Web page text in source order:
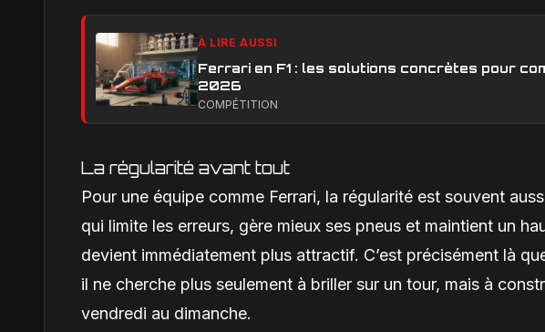
À LIRE AUSSI
Ferrari en F1 : les solutions concrètes pour
2026
COMPÉTITION
La régularité avant tout
Pour une équipe comme Ferrari, la régularité est souvent
qui limite les erreurs, gère mieux ses pneus et maintient un
devient immédiatement plus attractif. C’est précisément là
il ne cherche plus seulement à briller sur un tour, mais à
vendredi au dimanche.